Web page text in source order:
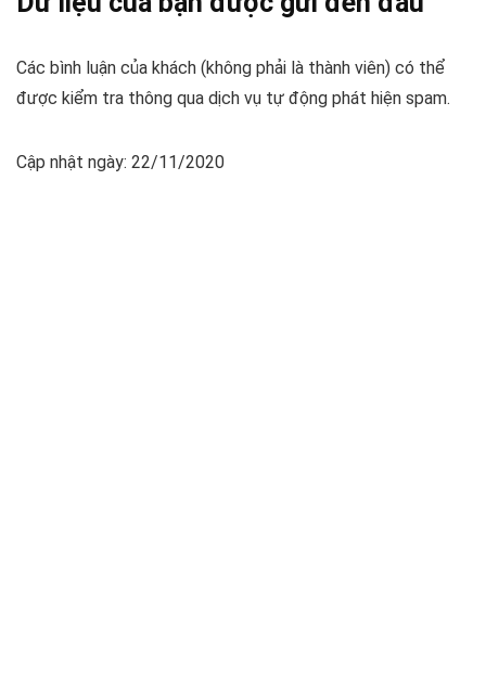
Các bình luận của khách (không phải là thành viên) có thể
được kiểm tra thông qua dịch vụ tự động phát hiện spam.
Cập nhật ngày: 22/11/2020